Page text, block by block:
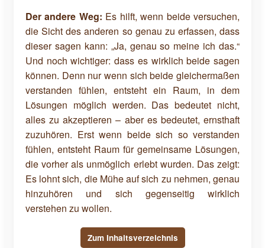
Der andere Weg: Es hilft, wenn beide versuchen,
die Sicht des anderen so genau zu erfassen, dass
dieser sagen kann: „Ja, genau so meine ich das.“
Und noch wichtiger: dass es wirklich beide sagen
können. Denn nur wenn sich beide gleichermaßen
verstanden fühlen, entsteht ein Raum, in dem
Lösungen möglich werden. Das bedeutet nicht,
alles zu akzeptieren – aber es bedeutet, ernsthaft
zuzuhören. Erst wenn beide sich so verstanden
fühlen, entsteht Raum für gemeinsame Lösungen,
die vorher als unmöglich erlebt wurden. Das zeigt:
Es lohnt sich, die Mühe auf sich zu nehmen, genau
hinzuhören und sich gegenseitig wirklich
verstehen zu wollen.
Zum Inhaltsverzeichnis